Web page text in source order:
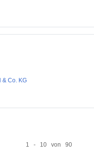
& Co. KG
1 - 10 von 90